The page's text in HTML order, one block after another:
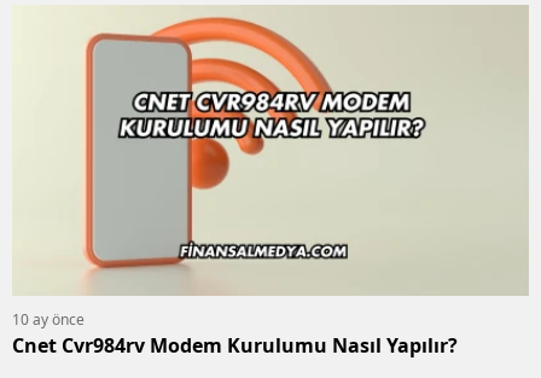
10 ay önce
Cnet Cvr984rv Modem Kurulumu Nasıl Yapılır?